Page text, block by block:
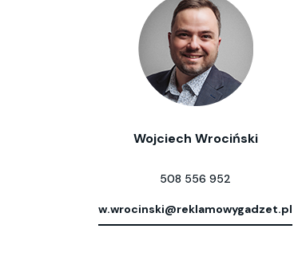
Wojciech Wrociński
508 556 952
w.wrocinski@reklamowygadzet.pl